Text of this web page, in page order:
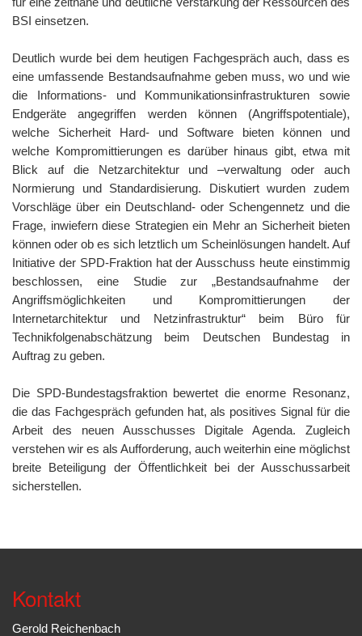
BSI einsetzen.
Deutlich wurde bei dem heutigen Fachgespräch auch, dass es
eine umfassende Bestandsaufnahme geben muss, wo und wie
die Informations- und Kommunikationsinfrastrukturen sowie
Endgeräte angegriffen werden können (Angriffspotentiale),
welche Sicherheit Hard- und Software bieten können und
welche Kompromittierungen es darüber hinaus gibt, etwa mit
Blick auf die Netzarchitektur und –verwaltung oder auch
Normierung und Standardisierung. Diskutiert wurden zudem
Vorschläge über ein Deutschland- oder Schengennetz und die
Frage, inwiefern diese Strategien ein Mehr an Sicherheit bieten
können oder ob es sich letztlich um Scheinlösungen handelt. Auf
Initiative der SPD-Fraktion hat der Ausschuss heute einstimmig
beschlossen, eine Studie zur „Bestandsaufnahme der
Angriffsmöglichkeiten und Kompromittierungen der
Internetarchitektur und Netzinfrastruktur“ beim Büro für
Technikfolgenabschätzung beim Deutschen Bundestag in
Auftrag zu geben.
Die SPD-Bundestagsfraktion bewertet die enorme Resonanz,
die das Fachgespräch gefunden hat, als positives Signal für die
Arbeit des neuen Ausschusses Digitale Agenda. Zugleich
verstehen wir es als Aufforderung, auch weiterhin eine möglichst
breite Beteiligung der Öffentlichkeit bei der Ausschussarbeit
sicherstellen.
Kontakt
Gerold Reichenbach